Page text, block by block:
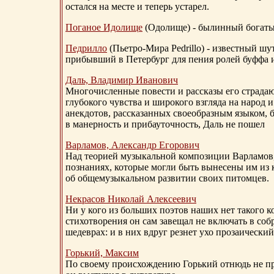
остался на месте и теперь устарел.
Поганое Идолище (Одолище) - былинный
Педрилло (Пьетро-Мира Pedrillo) - известный
прибывший в Петербург для пения ролей буффа
Даль, Владимир Иванович
Многочисленные повести и рассказы его
глубокого чувства и широкого взгляда на
анекдотов, рассказанных своеобразным
в манерность и прибауточность, Даль не пошел
Варламов, Александр Егорович
Над теорией музыкальной композиции
познаниях, которые могли быть вынесены им из
об общемузыкальном развитии своих питомцев.
Некрасов Николай Алексеевич
Ни у кого из больших поэтов наших нет такого
стихотворения он сам завещал не включать в
шедеврах: и в них вдруг резнет ухо
Горький, Максим
По своему происхождению Горький отнюдь не